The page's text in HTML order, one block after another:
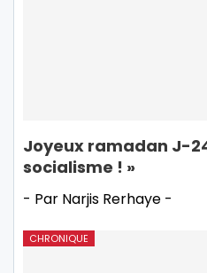
Joyeux ramadan J-
socialisme ! »
- Par Narjis Rerhaye -
CHRONIQUE